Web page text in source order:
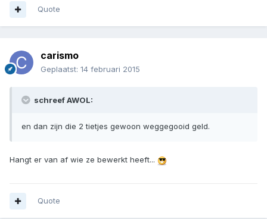
Quote
carismo
Geplaatst: 14 februari 2015
schreef AWOL:
en dan zijn die 2 tietjes gewoon weggegooid geld.
Hangt er van af wie ze bewerkt heeft...
Quote